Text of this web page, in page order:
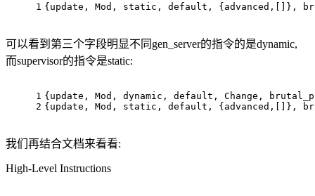
1 {update, Mod, static, default, {advanced,[]},
可以看到第三个字段明显不同gen_server的指令的是dynamic,
而supervisor的指令是static:
1
2
{update, Mod, dynamic, default, Change,
{update, Mod, static, default, {advanced,[]},
我们再结合文档来看看:
High-Level Instructions